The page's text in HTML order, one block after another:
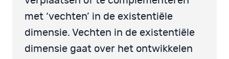
met ‘vechten’ in de existentiële
dimensie. Vechten in de existentiële
dimensie gaat over het ontwikkelen